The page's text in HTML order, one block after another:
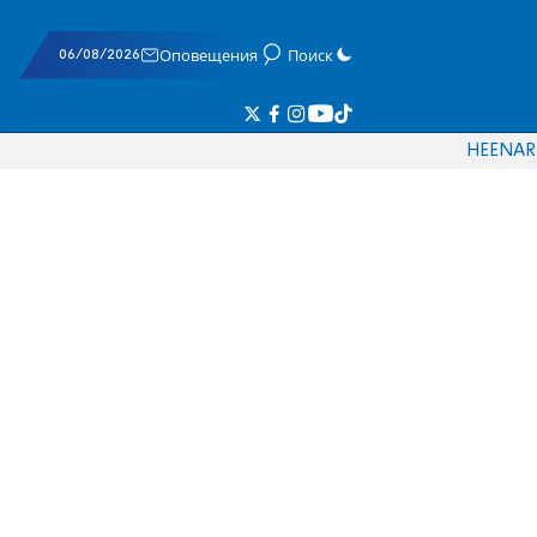
06/08/2026 Оповещения Поиск
HEENAR